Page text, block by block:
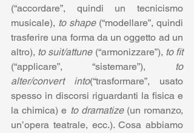
(“accordare”, quindi un tecnicismo
musicale), to shape (“modellare”, quindi
trasferire una forma da un oggetto ad un
altro), to suit/attune (“armonizzare”), to fit
(“applicare”, “sistemare”), to
alter/convert into(“trasformare”, usato
spesso in discorsi riguardanti la fisica e
la chimica) e to dramatize (un romanzo,
un’opera teatrale, ecc.). Cosa abbiamo